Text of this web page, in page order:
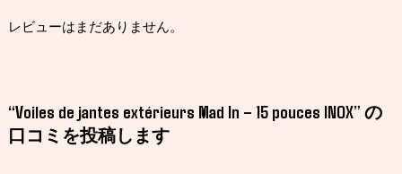
レビューはまだありません。
“Voiles de jantes extérieurs Mad In – 15 pouces INOX” の
口コミを投稿します